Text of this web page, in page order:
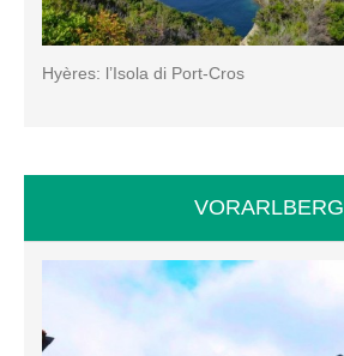
Hyères: l’Isola di Port-Cros
VORARLBERG